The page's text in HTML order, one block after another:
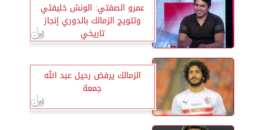
عمرو الصفتي: الونش خليفتي
وتتويج الزمالك بالدوري إنجاز
تاريخي
الزمالك يرفض رحيل عبد الله
جمعة